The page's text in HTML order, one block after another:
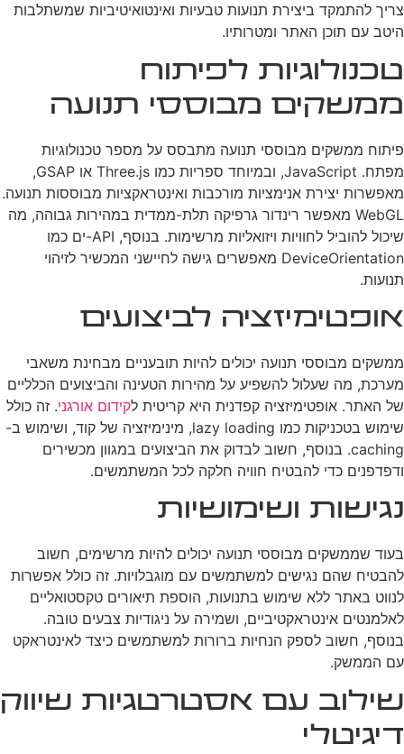
צריך להתמקד ביצירת תנועות טבעיות ואינטואיטיביות שמשתלבות
היטב עם תוכן האתר ומטרותיו.
טכנולוגיות לפיתוח
ממשקים מבוססי תנועה
פיתוח ממשקים מבוססי תנועה מתבסס על מספר טכנולוגיות
מפתח. JavaScript, ובמיוחד ספריות כמו Three.js או GSAP,
מאפשרות יצירת אנימציות מורכבות ואינטראקציות מבוססות תנועה.
WebGL מאפשר רינדור גרפיקה תלת-ממדית במהירות גבוהה, מה
שיכול להוביל לחוויות ויזואליות מרשימות. בנוסף, API-ים כמו
DeviceOrientation מאפשרים גישה לחיישני המכשיר לזיהוי
תנועות.
אופטימיזציה לביצועים
ממשקים מבוססי תנועה יכולים להיות תובעניים מבחינת משאבי
מערכת, מה שעלול להשפיע על מהירות הטעינה והביצועים הכלליים
של האתר. אופטימיזציה קפדנית היא קריטית לקידום אורגני. זה כולל
שימוש בטכניקות כמו lazy loading, מינימיזציה של קוד, ושימוש ב-
caching. בנוסף, חשוב לבדוק את הביצועים במגוון מכשירים
ודפדפנים כדי להבטיח חוויה חלקה לכל המשתמשים.
נגישות ושימושיות
בעוד שממשקים מבוססי תנועה יכולים להיות מרשימים, חשוב
להבטיח שהם נגישים למשתמשים עם מוגבלויות. זה כולל אפשרות
לנווט באתר ללא שימוש בתנועות, הוספת תיאורים טקסטואליים
לאלמנטים אינטראקטיביים, ושמירה על ניגודיות צבעים טובה.
בנוסף, חשוב לספק הנחיות ברורות למשתמשים כיצד לאינטראקט
עם הממשק.
שילוב עם אסטרטגיות שיווק
דיגיטלי